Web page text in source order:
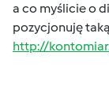
a co myślicie o
pozycjonuję
http://